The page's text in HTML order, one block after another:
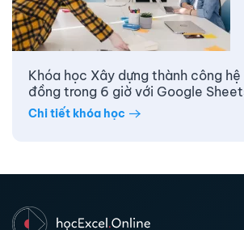
Khóa học Xây dựng thành công
đồng trong 6 giờ với Google
Chi tiết khóa học